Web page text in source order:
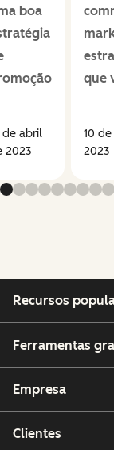
boa
de abril
2023
que
10
2023
Recursos
Ferramentas
Empresa
Clientes